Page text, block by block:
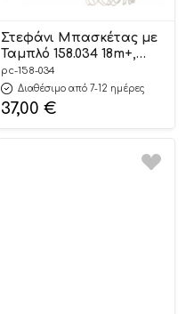
Στεφάνι Μπασκέτας με
Ταμπλό 158.034 18m+,
Playcity
pc-158-034
Διαθέσιμο από 7-12 ημέρες
37,00 €